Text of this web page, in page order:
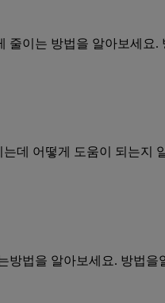
줄이는 방법을 알아보세요.
데 어떻게 도움이 되는지
방법을 알아보세요. 방법을